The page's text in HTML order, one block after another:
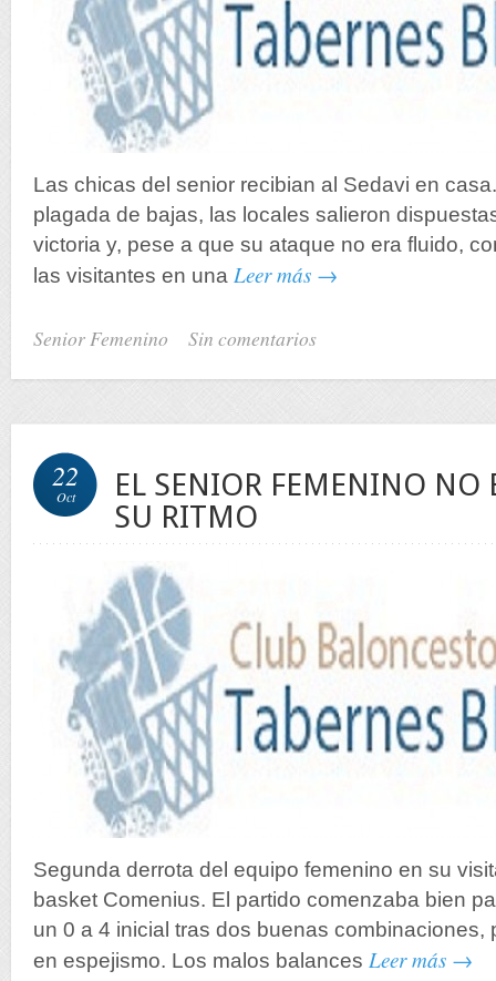
Las chicas del senior recibian al Sedavi en
plagada de bajas, las locales salieron
victoria y, pese a que su ataque no era fluido,
las visitantes en una Leer más →
Senior Femenino Sin comentarios
22
Oct
EL SENIOR FEMENINO NO
SU RITMO
Segunda derrota del equipo femenino en su
basket Comenius. El partido comenzaba bien
un 0 a 4 inicial tras dos buenas combinaciones,
en espejismo. Los malos balances Leer más →